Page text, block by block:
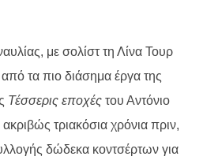
με σολίστ τη Λίνα Τουρ
τα πιο διάσημα έργα της
Τέσσερις εποχές του Αντόνιο
τριακόσια χρόνια πριν,
δώδεκα κοντσέρτων για